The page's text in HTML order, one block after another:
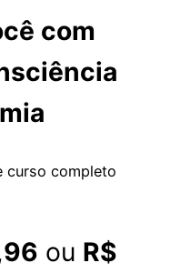
com
curso completo
ou R$